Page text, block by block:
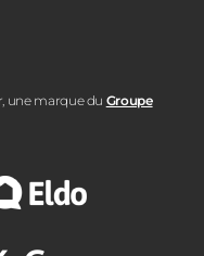
une marque du Groupe
moyenne :